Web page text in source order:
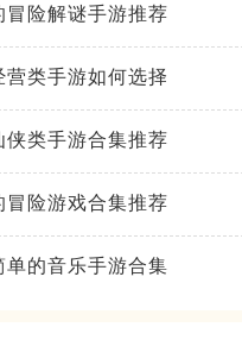
冒险解谜手游推荐
营类手游如何选择
侠类手游合集推荐
冒险游戏合集推荐
单的音乐手游合集